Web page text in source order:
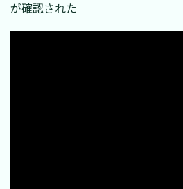
が確認された